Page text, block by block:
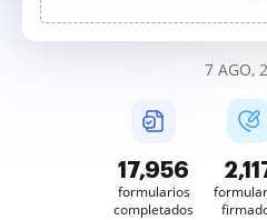
7 AGO,
17,956
formularios
completados